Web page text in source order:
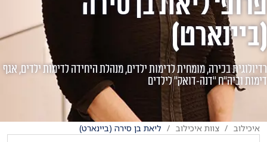
(ביינארט)
רדיולוגית בכירה, מומחית לדימות ילדים, מנהלת היחידה לדימות ילדים, אגף
דימות וביה"ח "דנה-דואק" לילדים
איכילוב צוות איכילוב ליאת בן סירה (ביינארט)